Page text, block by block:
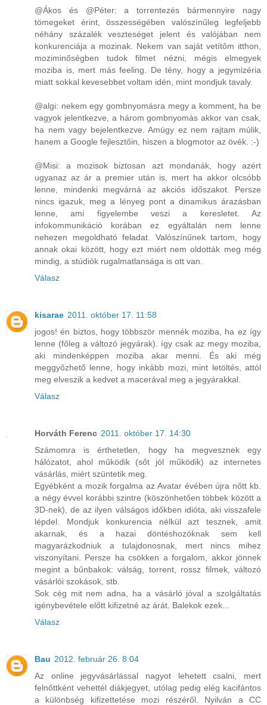
@Ákos és @Péter: a torrentezés bármennyire nagy
tömegeket érint, összességében valószínűleg legfeljebb
néhány százalék veszteséget jelent és valójában nem
konkurenciája a mozinak. Nekem van saját vetítőm itthon,
moziminőségben tudok filmet nézni, mégis elmegyek
moziba is, mert más feeling. De tény, hogy a jegymizéria
miatt sokkal kevesebbet voltam idén, mint mondjuk tavaly.
@algi: nekem egy gombnyomásra megy a komment, ha be
vagyok jelentkezve, a három gombnyomás akkor van csak,
ha nem vagy bejelentkezve. Amúgy ez nem rajtam múlik,
hanem a Google fejlesztőin, hiszen a blogmotor az övék. :-)
@Misi: a mozisok biztosan azt mondanák, hogy azért
ugyanaz az ár a premier után is, mert ha akkor olcsóbb
lenne, mindenki megvárná az akciós időszakot. Persze
nincs igazuk, meg a lényeg pont a dinamikus árazásban
lenne, ami figyelembe veszi a keresletet. Az
infokommunikáció korában ez egyáltalán nem lenne
nehezen megoldható feladat. Valószínűnek tartom, hogy
annak okai között, hogy ezt miért nem oldották meg még
mindig, a stúdiók rugalmatlansága is ott van.
Válasz
kisarae 2011. október 17. 11:58
jogos! én biztos, hogy többször mennék moziba, ha ez így
lenne (főleg a változó jegyárak). így csak az megy moziba,
aki mindenképpen moziba akar menni. És aki még
meggyőzhető lenne, hogy inkább mozi, mint letöltés, attól
meg elveszik a kedvet a macerával meg a jegyárakkal.
Válasz
Horváth Ferenc 2011. október 17. 14:30
Számomra is érthetetlen, hogy ha megvesznek egy
hálózatot, ahol működik (sőt jól működik) az internetes
vásárlás, miért szüntetik meg.
Egyébként a mozik forgalma az Avatar évében újra nőtt kb.
a négy évvel korábbi szintre (köszönhetően többek között a
3D-nek), de az ilyen válságos időkben idióta, aki visszafele
lépdel. Mondjuk konkurencia nélkül azt tesznek, amit
akarnak, és a hazai döntéshozóknak sem kell
magyarázkodniuk a tulajdonosnak, mert nincs mihez
viszonyítani. Persze ha csökken a forgalom, akkor jönnek
megint a bűnbakok: válság, torrent, rossz filmek, változó
vásárlói szokások, stb.
Sok cég mit nem adna, ha a vásárló jóval a szolgáltatás
igénybevétele előtt kifizetné az árát. Balekok ezek...
Válasz
Bau 2012. február 26. 8:04
Az online jegyvásárlással nagyot lehetett csalni, mert
felnőttként vehettél diákjegyet, utólag pedig elég kacifántos
a különbség kifizettetése mozi részéről. Nyilván a CC